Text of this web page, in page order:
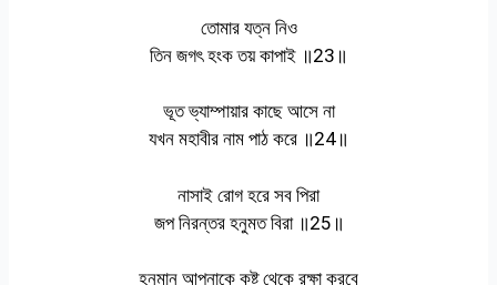
তোমার যত্ন নিও
তিন জগৎ হংক তয় কাপাই ॥23॥
ভূত ভ্যাম্পায়ার কাছে আসে না
যখন মহাবীর নাম পাঠ করে ॥24॥
নাসাই রোগ হরে সব পিরা
জপ নিরন্তর হনুমত বিরা ॥25॥
হনুমান আপনাকে কষ্ট থেকে রক্ষা করবে